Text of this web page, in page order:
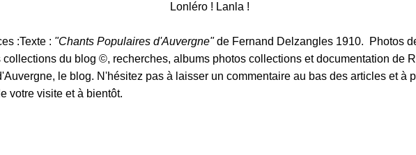
Lonléro ! Lanla !
:Texte : "Chants Populaires d'Auvergne"de Fernand Delzangles 1910. Photos
collections du blog ©, recherches, albums photos collections et documentation de
le blog. N'hésitez pas à laisser un commentaire au bas des articles et à
votre visite et à bientôt.